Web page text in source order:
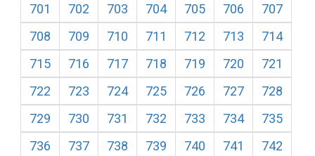
701
702 703 704 705 706
707
708
709 710 711 712 713
714
715
716 717 718 719 720
721
722
723 724 725 726 727
728
729
730 731 732 733 734
735
736
737 738 739 740 741
742